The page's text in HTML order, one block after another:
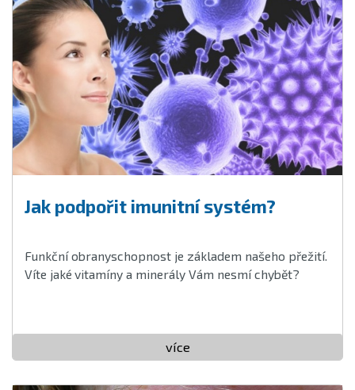
Jak podpořit imunitní systém?
Funkční obranyschopnost je základem našeho přežití.
Víte jaké vitamíny a minerály Vám nesmí chybět?
více